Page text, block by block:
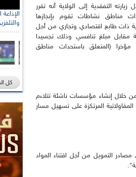
التفقدية إلى الولاية أنه تقرر
مناطق نشاطات تقوم بإنجازها
ذات طابع اقتصادي وتجاري من أجل
مقابل مبلغ تنافسي وذلك تجسيدا
مؤخرا (المتعلق باستحداث مناطق
خلال إنشاء مؤسسات ناشئة تتلاءم
المرتكزة على تسهيل مسار
التمويل من أجل اقتناء المواد
كل